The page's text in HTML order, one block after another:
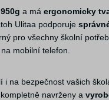
a má ergonomicky
Ulitaa podporuje
pro všechny školní
mobilní telefon.
i na bezpečnost vašich
navrženy a